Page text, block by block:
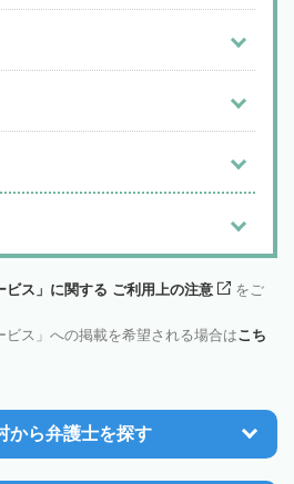
ビス」に関する ご利用上の注意
をご
ビス」への掲載を希望される場合はこち
から弁護士を探す